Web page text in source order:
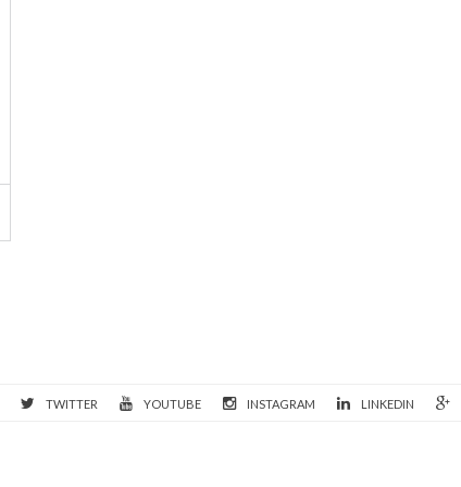
TWITTER YOUTUBE INSTAGRAM LINKEDIN